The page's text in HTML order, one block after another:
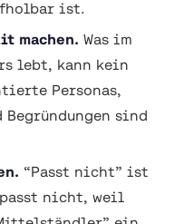
ist.
machen. Was im
lebt, kann kein
Personas,
sind
“Passt nicht” ist
nicht, weil